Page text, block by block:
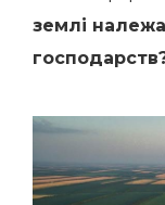
землі